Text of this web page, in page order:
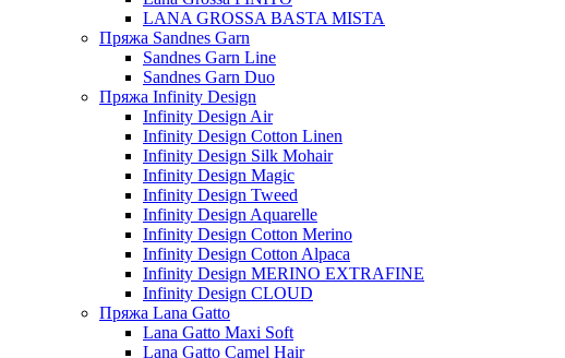
LANA GROSSA BASTA MISTA
Пряжа Sandnes Garn
Sandnes Garn Line
Sandnes Garn Duo
Пряжа Infinity Design
Infinity Design Air
Infinity Design Cotton Linen
Infinity Design Silk Mohair
Infinity Design Magic
Infinity Design Tweed
Infinity Design Aquarelle
Infinity Design Cotton Merino
Infinity Design Cotton Alpaca
Infinity Design MERINO EXTRAFINE
Infinity Design CLOUD
Пряжа Lana Gatto
Lana Gatto Maxi Soft
Lana Gatto Camel Hair